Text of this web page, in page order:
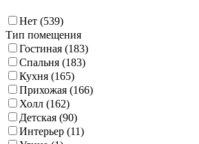
Нет (539)
Тип помещения
Гостиная (183)
Спальня (183)
Кухня (165)
Прихожая (166)
Холл (162)
Детская (90)
Интерьер (11)